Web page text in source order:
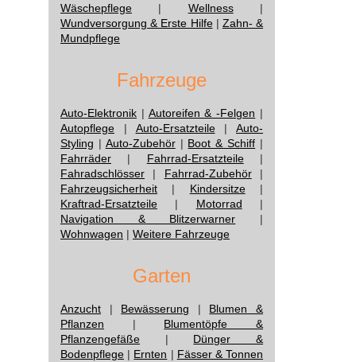
Wäschepflege | Wellness|
Wundversorgung & Erste Hilfe| Zahn- &
Mundpflege
Fahrzeuge
Auto-Elektronik | Autoreifen & -Felgen |
Autopflege | Auto-Ersatzteile| Auto-
Styling | Auto-Zubehör| Boot & Schiff |
Fahrräder | Fahrrad-Ersatzteile|
Fahradschlösser | Fahrrad-Zubehör|
Fahrzeugsicherheit | Kindersitze|
Kraftrad-Ersatzteile | Motorrad |
Navigation & Blitzerwarner |
Wohnwagen | Weitere Fahrzeuge
Garten
Anzucht | Bewässerung | Blumen &
Pflanzen | Blumentöpfe &
Pflanzengefäße | Dünger &
Bodenpflege | Ernten | Fässer & Tonnen